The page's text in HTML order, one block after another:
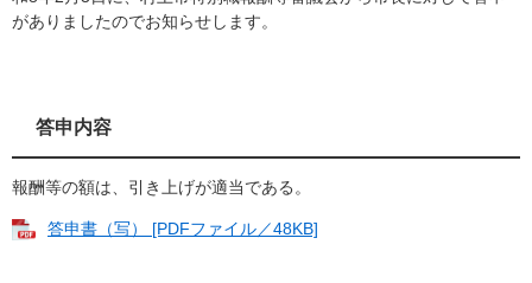
がありましたのでお知らせします。
答申内容
報酬等の額は、引き上げが適当である。
答申書（写） [PDFファイル／48KB]